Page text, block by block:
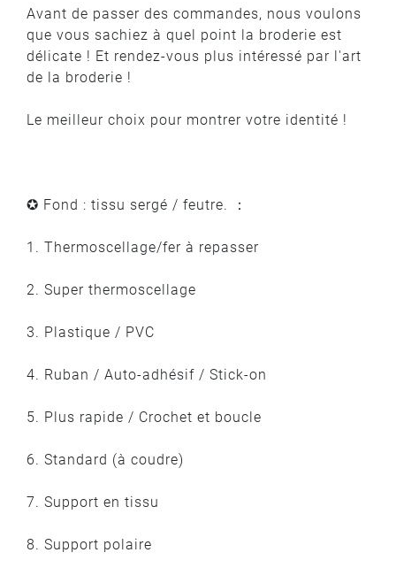
Avant de passer des commandes, nous voulons
que vous sachiez à quel point la broderie est
délicate ! Et rendez-vous plus intéressé par l'art
de la broderie !
Le meilleur choix pour montrer votre identité !
✪ Fond : tissu sergé / feutre. ：
1. Thermoscellage/fer à repasser
2. Super thermoscellage
3. Plastique / PVC
4. Ruban / Auto-adhésif / Stick-on
5. Plus rapide / Crochet et boucle
6. Standard (à coudre)
7. Support en tissu
8. Support polaire